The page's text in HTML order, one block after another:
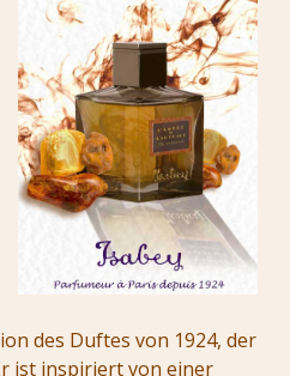
des Duftes von 1924, der
ist inspiriert von einer